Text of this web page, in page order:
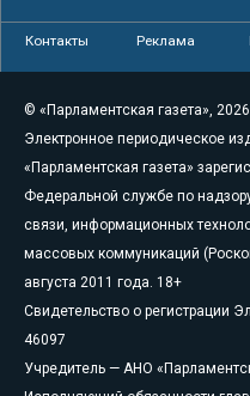
Контакты Реклама
© «Парламентская газета», 2026
Электронное периодическое
«Парламентская газета»
Федеральной службе по
связи, информационных
массовых коммуникаций
августа 2011 года. 18+
Свидетельство о регистрации
46097
Учредитель — АНО